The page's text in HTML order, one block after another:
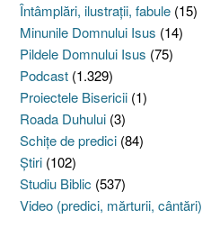
Întâmplări, ilustraţii, fabule (15)
Minunile Domnului Isus (14)
Pildele Domnului Isus (75)
Podcast (1.329)
Proiectele Bisericii (1)
Roada Duhului (3)
Schiţe de predici (84)
Ştiri (102)
Studiu Biblic (537)
Video (predici, mărturii, cântări)